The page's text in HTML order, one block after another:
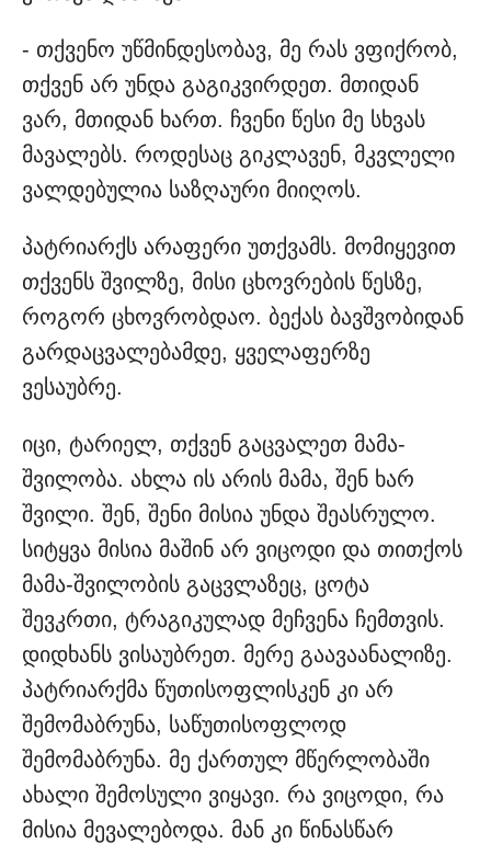
- თქვენო უწმინდესობავ, მე რას ვფიქრობ,
თქვენ არ უნდა გაგიკვირდეთ. მთიდან
ვარ, მთიდან ხართ. ჩვენი წესი მე სხვას
მავალებს. როდესაც გიკლავენ, მკვლელი
ვალდებულია საზღაური მიიღოს.
პატრიარქს არაფერი უთქვამს. მომიყევით
თქვენს შვილზე, მისი ცხოვრების წესზე,
როგორ ცხოვრობდაო. ბექას ბავშვობიდან
გარდაცვალებამდე, ყველაფერზე
ვესაუბრე.
იცი, ტარიელ, თქვენ გაცვალეთ მამა-
შვილობა. ახლა ის არის მამა, შენ ხარ
შვილი. შენ, შენი მისია უნდა შეასრულო.
სიტყვა მისია მაშინ არ ვიცოდი და თითქოს
მამა-შვილობის გაცვლაზეც, ცოტა
შევკრთი, ტრაგიკულად მეჩვენა ჩემთვის.
დიდხანს ვისაუბრეთ. მერე გაავაანალიზე.
პატრიარქმა წუთისოფლისკენ კი არ
შემომაბრუნა, საწუთისოფლოდ
შემომაბრუნა. მე ქართულ მწერლობაში
ახალი შემოსული ვიყავი. რა ვიცოდი, რა
მისია მევალებოდა. მან კი წინასწარ